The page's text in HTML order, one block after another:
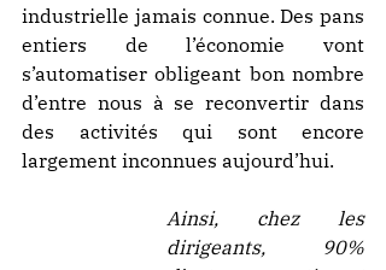
industrielle jamais connue. Des pans
entiers de l’économie vont
s’automatiser obligeant bon nombre
d’entre nous à se reconvertir dans
des activités qui sont encore
largement inconnues aujourd’hui.
Ainsi, chez les
dirigeants, 90%